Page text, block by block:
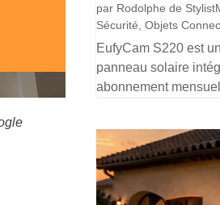
par Rodolphe de
Sécurité ,Objets
EufyCam S220 est
panneau solaire
abonnement